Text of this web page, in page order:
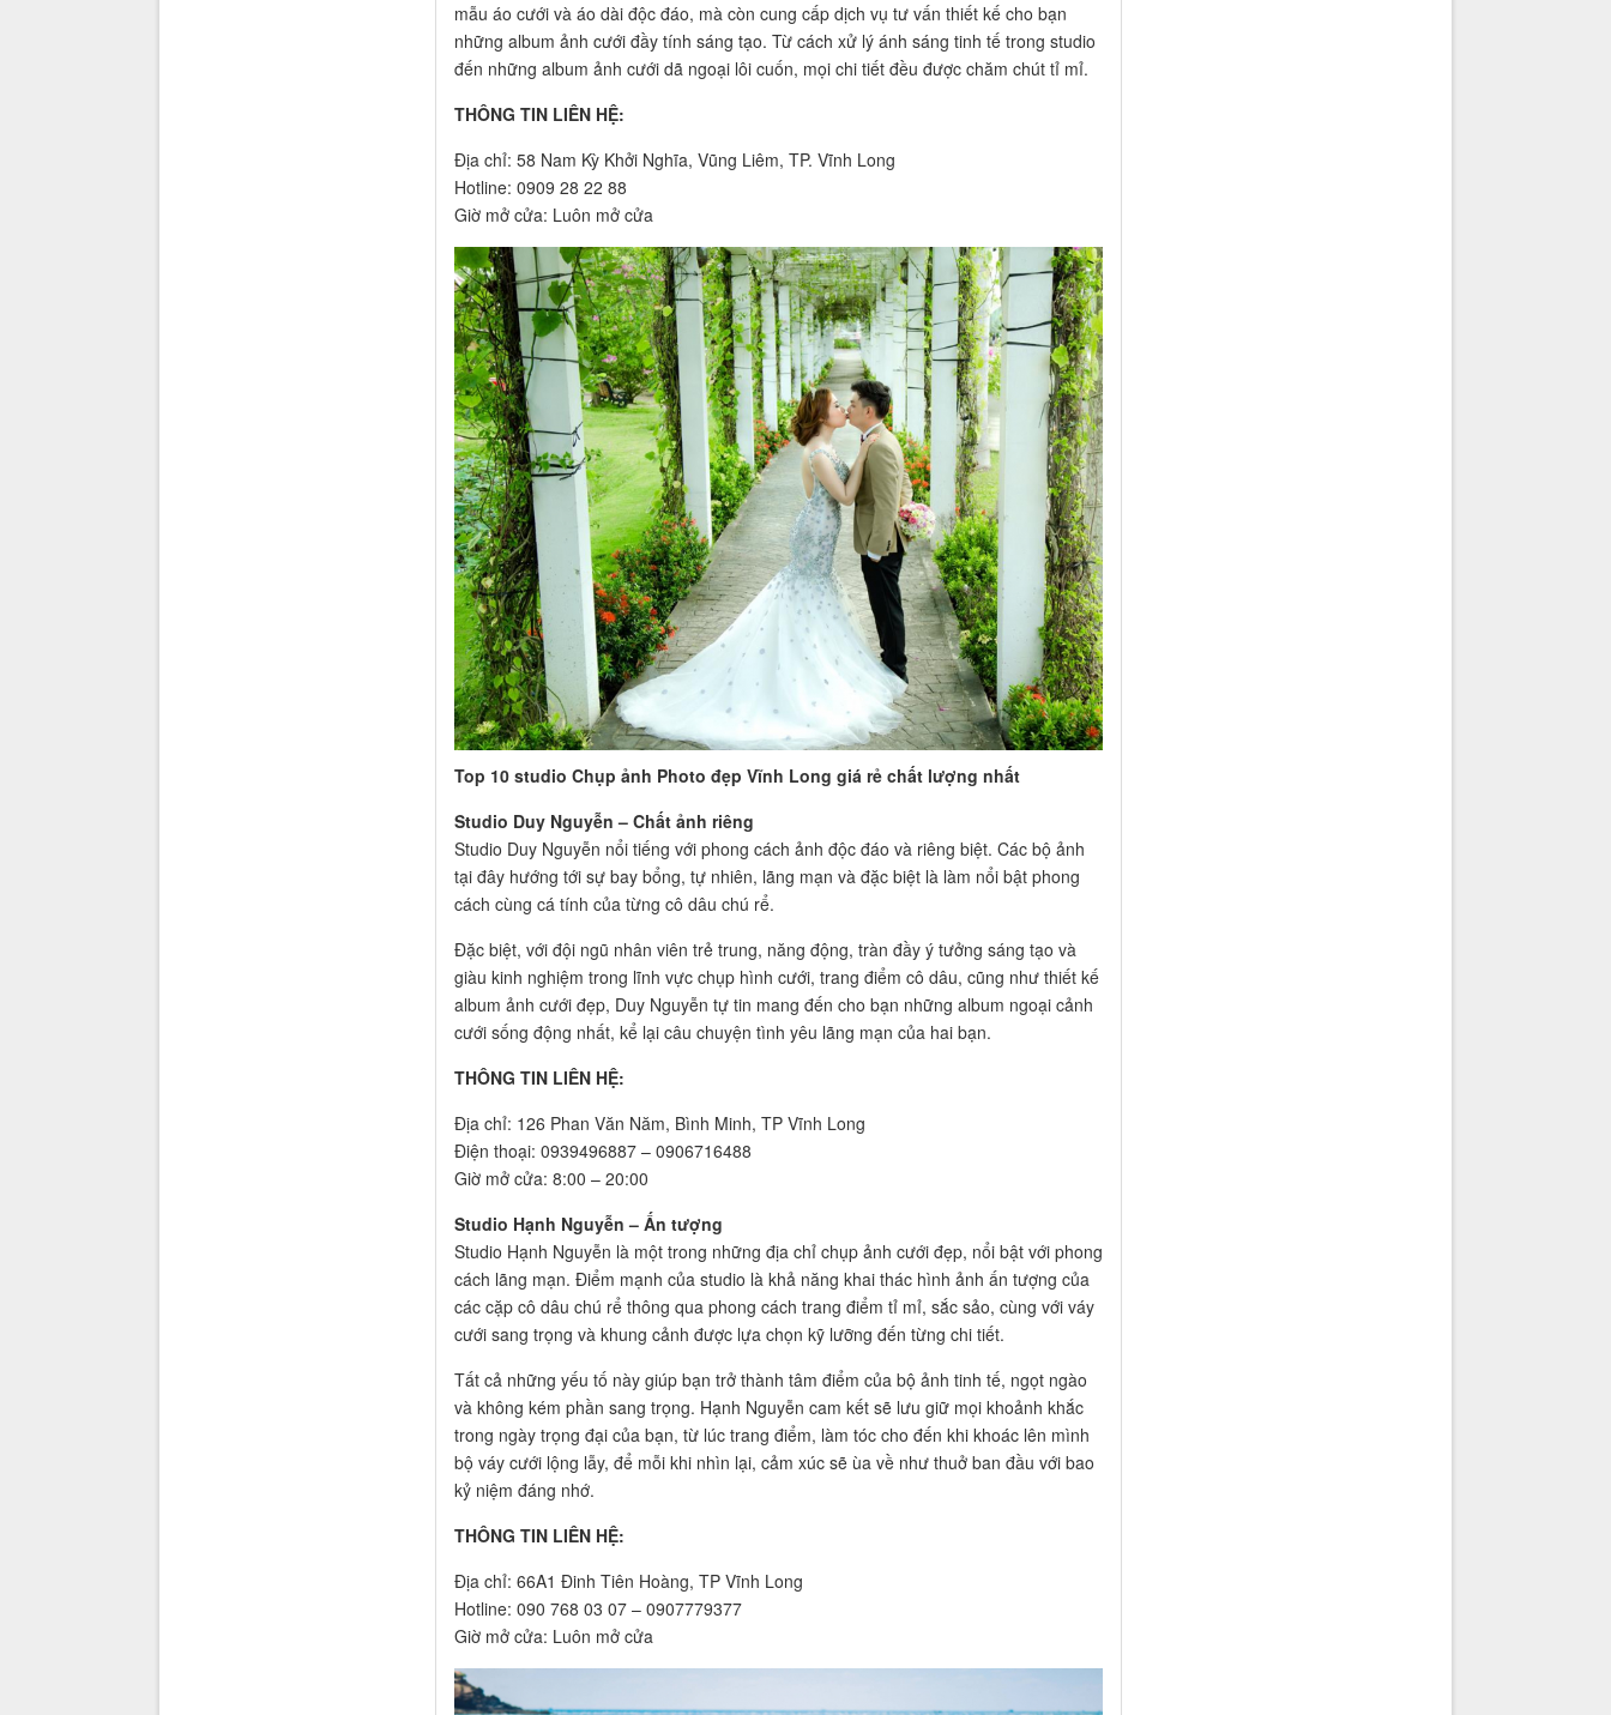
mẫu áo cưới và áo dài độc đáo, mà còn cung cấp dịch vụ tư vấn thiết kế cho bạn
những album ảnh cưới đầy tính sáng tạo. Từ cách xử lý ánh sáng tinh tế trong studio
đến những album ảnh cưới dã ngoại lôi cuốn, mọi chi tiết đều được chăm chút tỉ mỉ.
THÔNG TIN LIÊN HỆ:
Địa chỉ: 58 Nam Kỳ Khởi Nghĩa, Vũng Liêm, TP. Vĩnh Long
Hotline: 0909 28 22 88
Giờ mở cửa: Luôn mở cửa
Top 10 studio Chụp ảnh Photo đẹp Vĩnh Long giá rẻ chất lượng nhất
Studio Duy Nguyễn – Chất ảnh riêng
Studio Duy Nguyễn nổi tiếng với phong cách ảnh độc đáo và riêng biệt. Các bộ ảnh
tại đây hướng tới sự bay bổng, tự nhiên, lãng mạn và đặc biệt là làm nổi bật phong
cách cùng cá tính của từng cô dâu chú rể.
Đặc biệt, với đội ngũ nhân viên trẻ trung, năng động, tràn đầy ý tưởng sáng tạo và
giàu kinh nghiệm trong lĩnh vực chụp hình cưới, trang điểm cô dâu, cũng như thiết kế
album ảnh cưới đẹp, Duy Nguyễn tự tin mang đến cho bạn những album ngoại cảnh
cưới sống động nhất, kể lại câu chuyện tình yêu lãng mạn của hai bạn.
THÔNG TIN LIÊN HỆ:
Địa chỉ: 126 Phan Văn Năm, Bình Minh, TP Vĩnh Long
Điện thoại: 0939496887 – 0906716488
Giờ mở cửa: 8:00 – 20:00
Studio Hạnh Nguyễn – Ấn tượng
Studio Hạnh Nguyễn là một trong những địa chỉ chụp ảnh cưới đẹp, nổi bật với phong
cách lãng mạn. Điểm mạnh của studio là khả năng khai thác hình ảnh ấn tượng của
các cặp cô dâu chú rể thông qua phong cách trang điểm tỉ mỉ, sắc sảo, cùng với váy
cưới sang trọng và khung cảnh được lựa chọn kỹ lưỡng đến từng chi tiết.
Tất cả những yếu tố này giúp bạn trở thành tâm điểm của bộ ảnh tinh tế, ngọt ngào
và không kém phần sang trọng. Hạnh Nguyễn cam kết sẽ lưu giữ mọi khoảnh khắc
trong ngày trọng đại của bạn, từ lúc trang điểm, làm tóc cho đến khi khoác lên mình
bộ váy cưới lộng lẫy, để mỗi khi nhìn lại, cảm xúc sẽ ùa về như thuở ban đầu với bao
kỷ niệm đáng nhớ.
THÔNG TIN LIÊN HỆ:
Địa chỉ: 66A1 Đinh Tiên Hoàng, TP Vĩnh Long
Hotline: 090 768 03 07 – 0907779377
Giờ mở cửa: Luôn mở cửa